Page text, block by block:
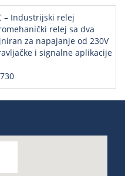
– Industrijski relej
relej sa dva
za napajanje od 230V
i signalne aplikacije